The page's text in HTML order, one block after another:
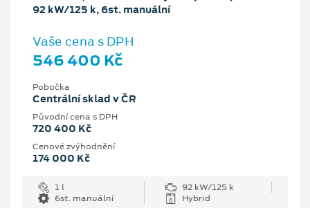
92 kW/125 k, 6st. manuální
Vaše cena s DPH
546 400 Kč
Pobočka
Centrální sklad v ČR
Původní cena s DPH
720 400 Kč
Cenové zvýhodnění
174 000 Kč
1 l
92 kW/125 k
6st. manuální
Hybrid